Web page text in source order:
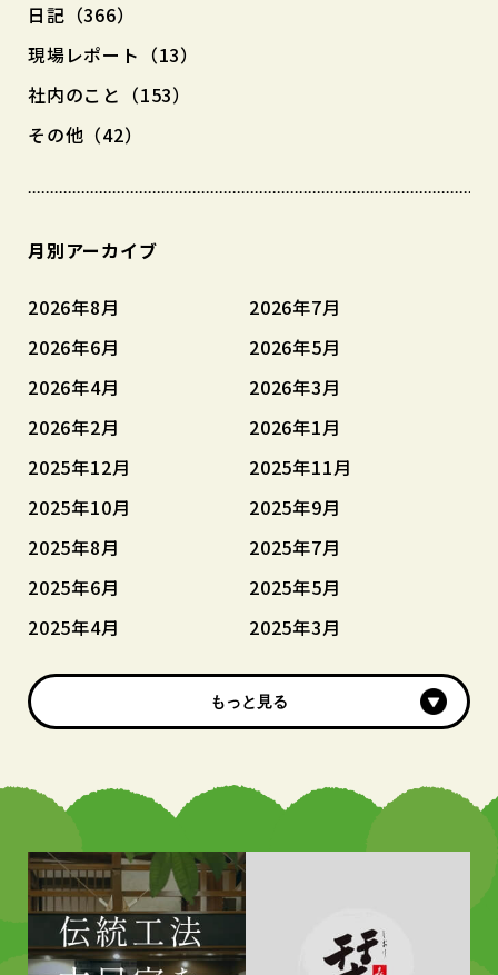
日記（366）
現場レポート（13）
社内のこと（153）
その他（42）
月別アーカイブ
2026年8月
2026年7月
2026年6月
2026年5月
2026年4月
2026年3月
2026年2月
2026年1月
2025年12月
2025年11月
2025年10月
2025年9月
2025年8月
2025年7月
2025年6月
2025年5月
2025年4月
2025年3月
もっと見る
もっと見る